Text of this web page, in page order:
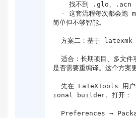
    找不到 .glo、.acn 等辅助文件。
简单但不够智能。
  方案二：基于 latexmk 的最佳实践
  适合：长期项目、多文件项目、希望自动判断
是否需要重编译。这个方案
  先在 LaTeXTools 用户设置里保持 tradit
ional builder。打开：